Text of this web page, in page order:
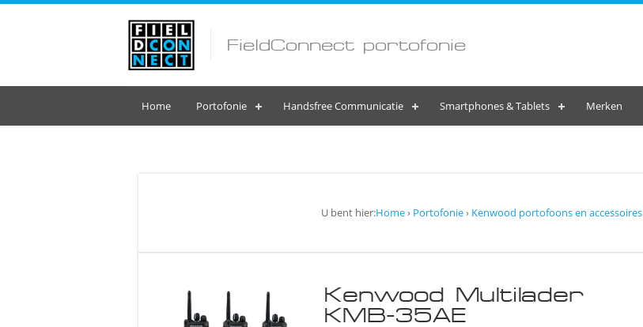
FieldConnect portofonie
Home Portofonie Handsfree Communicatie Smartphones & Tablets Merken
U bent hier:Home› Portofonie› Kenwood portofoons en accessoires
Kenwood Multilader
KMB-35AE